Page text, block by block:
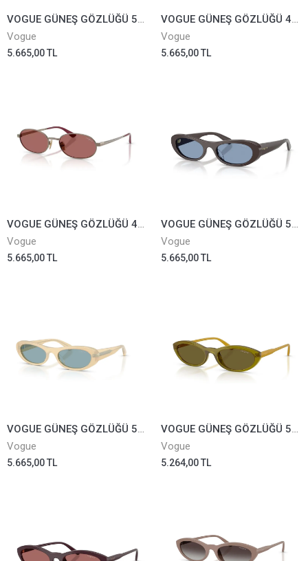
VOGUE GÜNEŞ GÖZLÜĞÜ 5695-SU-3279/71
Vogue
5.665,00 TL
VOGUE GÜNEŞ GÖZLÜĞÜ 4353-S-352/7N
Vogue
5.665,00 TL
VOGUE GÜNEŞ GÖZLÜĞÜ 4353-S-5138/69
Vogue
5.665,00 TL
VOGUE GÜNEŞ GÖZLÜĞÜ 5695-SU-3269/72
Vogue
5.665,00 TL
VOGUE GÜNEŞ GÖZLÜĞÜ 5695-SU-3280/80
Vogue
5.665,00 TL
VOGUE GÜNEŞ GÖZLÜĞÜ 5697-SU-3283/73
Vogue
5.264,00 TL